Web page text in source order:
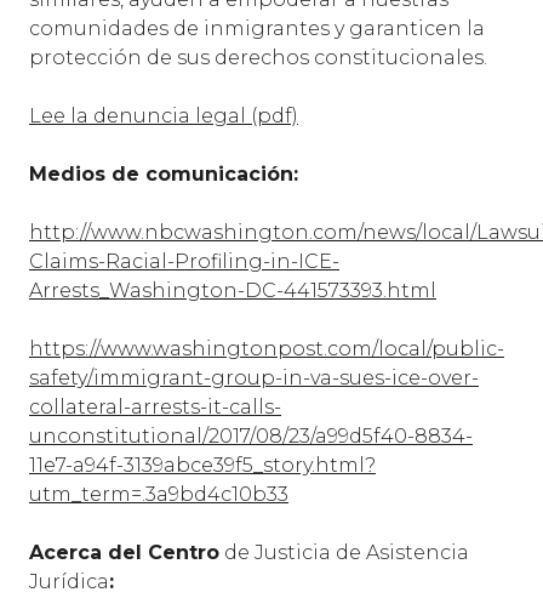
comunidades de inmigrantes y garanticen la
protección de sus derechos constitucionales.
Lee la denuncia legal (pdf)
Medios de comunicación:
http://www.nbcwashington.com/news/local/
Claims-Racial-Profiling-in-ICE-
Arrests_Washington-DC-441573393.html
https://www.washingtonpost.com/local/public-
safety/immigrant-group-in-va-sues-ice-over-
collateral-arrests-it-calls-
unconstitutional/2017/08/23/a99d5f40-8834-
11e7-a94f-3139abce39f5_story.html?
utm_term=.3a9bd4c10b33
Acerca del Centro de Justicia de Asistencia
Jurídica: